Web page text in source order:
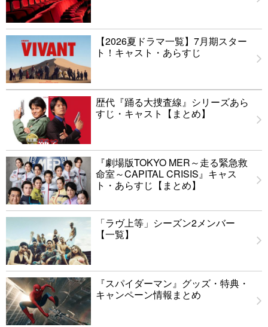
【2026夏ドラマ一覧】7月期スター
ト！キャスト・あらすじ
歴代『踊る大捜査線』シリーズあら
すじ・キャスト【まとめ】
『劇場版TOKYO MER～走る緊急救
命室～CAPITAL CRISIS』キャス
ト・あらすじ【まとめ】
「ラヴ上等」シーズン2メンバー
【一覧】
『スパイダーマン』グッズ・特典・
キャンペーン情報まとめ